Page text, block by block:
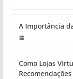
A Importância
Como Lojas
Recomendações